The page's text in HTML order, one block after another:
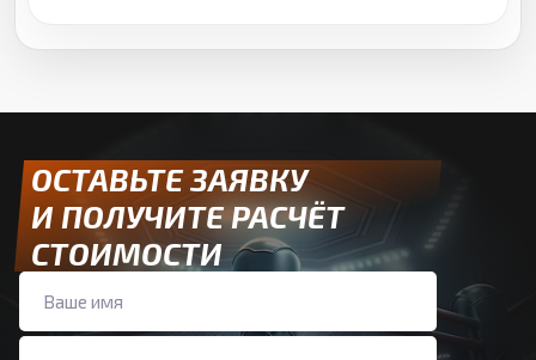
ОСТАВЬТЕ ЗАЯВКУ
И ПОЛУЧИТЕ РАСЧЁТ
СТОИМОСТИ